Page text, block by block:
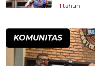
1 tahun
KOMUNITAS